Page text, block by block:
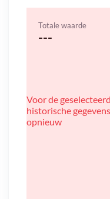
Totale waarde
---
Voor de
historische
opnieuw